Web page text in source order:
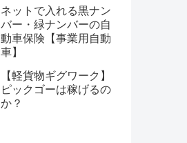
ネットで入れる黒ナン
バー・緑ナンバーの自
動車保険【事業用自動
車】
【軽貨物ギグワーク】
ピックゴーは稼げるの
か？